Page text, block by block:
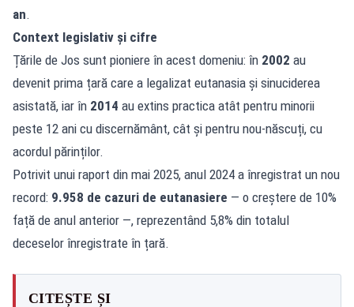
an.
Context legislativ și cifre
Țările de Jos sunt pioniere în acest domeniu: în 2002 au
devenit prima țară care a legalizat eutanasia și sinuciderea
asistată, iar în 2014 au extins practica atât pentru minorii
peste 12 ani cu discernământ, cât și pentru nou-născuți, cu
acordul părinților.
Potrivit unui raport din mai 2025, anul 2024 a înregistrat un nou
record: 9.958 de cazuri de eutanasiere — o creștere de 10%
față de anul anterior —, reprezentând 5,8% din totalul
deceselor înregistrate în țară.
CITEȘTE ȘI